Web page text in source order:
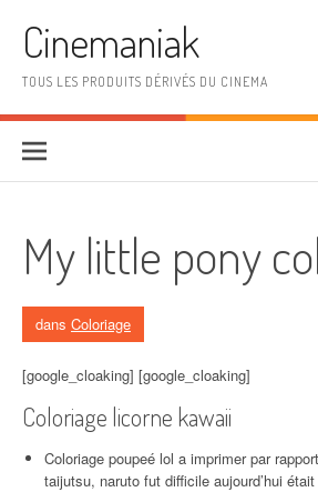
Cinemaniak
TOUS LES PRODUITS DÉRIVÉS DU CINEMA
My little pony
dans Coloriage
[google_cloaking] [google_cloaking]
Coloriage licorne kawaii
Coloriage poupeé lol a imprimer par
taijutsu, naruto fut difficile aujourd’hui